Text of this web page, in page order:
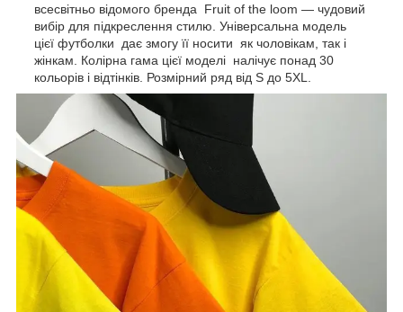
всесвітньо відомого бренда Fruit of the loom — чудовий
вибір для підкреслення стилю. Універсальна модель
цієї футболки дає змогу її носити як чоловікам, так і
жінкам. Колірна гама цієї моделі налічує понад 30
кольорів і відтінків. Розмірний ряд від S до 5XL.